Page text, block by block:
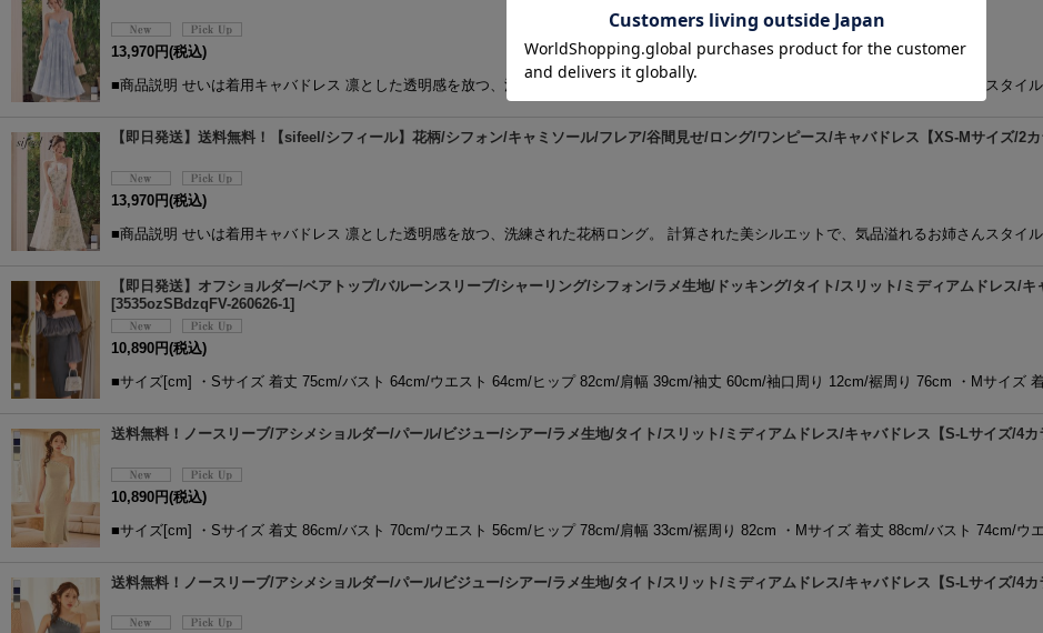
13,970 円(税込)
■商品説明 せいは着用キャバドレス 凛とした透明感を放つ、洗練された花柄ロング。 計算された美シルエットで、気品溢れるお姉さんスタイ
【即日発送】送料無料！【sifeel/シフィール】花柄/シフォン/キャミソール/フレア/谷間見せ/ロング/ワンピース/キャバドレス【XS-Mサイズ/2
13,970 円(税込)
■商品説明 せいは着用キャバドレス 凛とした透明感を放つ、洗練された花柄ロング。 計算された美シルエットで、気品溢れるお姉さんスタイ
【即日発送】オフショルダー/ベアトップ/バルーンスリーブ/シャーリング/シフォン/ラメ生地/ドッキング/タイト/スリット/ミディアムドレス/
[3535ozSBdzqFV-260626-1]
10,890 円(税込)
■サイズ[cm] ・Sサイズ 着丈 75cm/バスト 64cm/ウエスト 64cm/ヒップ 82cm/肩幅 39cm/袖丈 60cm/袖口周り 12cm/裾周り 76cm ・Mサイズ
送料無料！ノースリーブ/アシメショルダー/パール/ビジュー/シアー/ラメ生地/タイト/スリット/ミディアムドレス/キャバドレス【S-Lサイズ/4
10,890 円(税込)
■サイズ[cm] ・Sサイズ 着丈 86cm/バスト 70cm/ウエスト 56cm/ヒップ 78cm/肩幅 33cm/裾周り 82cm ・Mサイズ 着丈 88cm/バスト 74cm/ウ
送料無料！ノースリーブ/アシメショルダー/パール/ビジュー/シアー/ラメ生地/タイト/スリット/ミディアムドレス/キャバドレス【S-Lサイズ/4